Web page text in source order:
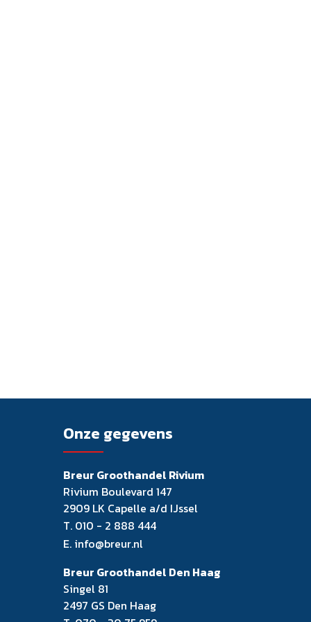
Onze gegevens
Breur Groothandel Rivium
Rivium Boulevard 147
2909 LK Capelle a/d IJssel
T. 010 - 2 888 444
E. info@breur.nl
Breur Groothandel Den Haag
Singel 81
2497 GS Den Haag